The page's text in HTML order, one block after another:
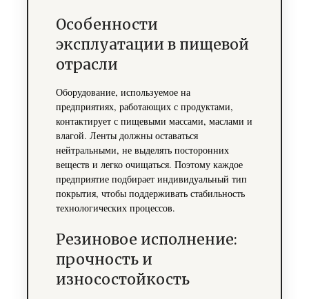
Особенности
эксплуатации в пищевой
отрасли
Оборудование, используемое на
предприятиях, работающих с продуктами,
контактирует с пищевыми массами, маслами и
влагой. Ленты должны оставаться
нейтральными, не выделять посторонних
веществ и легко очищаться. Поэтому каждое
предприятие подбирает индивидуальный тип
покрытия, чтобы поддерживать стабильность
технологических процессов.
Резиновое исполнение:
прочность и
износостойкость